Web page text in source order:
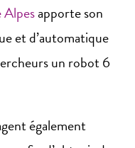
apporte son
et d’automatique
un robot 6
également